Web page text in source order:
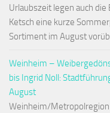
Urlaubszeit legen auch
Ketsch eine kurze
Sortiment im August
Weinheim –
bis Ingrid Noll:
August
Weinheim/Metropolregion